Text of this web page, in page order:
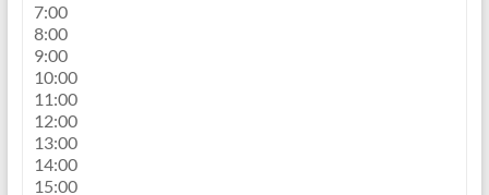
7:00
8:00
9:00
10:00
11:00
12:00
13:00
14:00
15:00